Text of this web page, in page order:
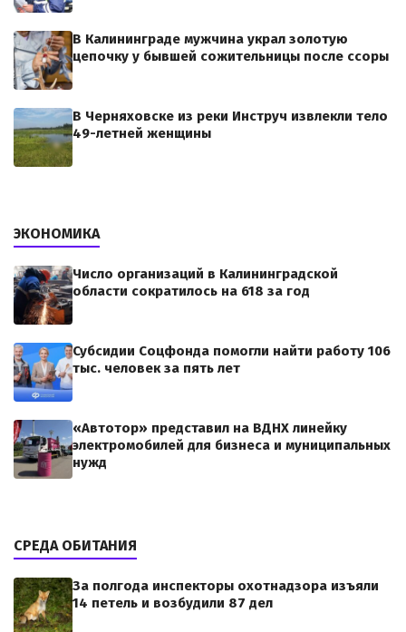
В Калининграде мужчина украл золотую
цепочку у бывшей сожительницы после ссоры
В Черняховске из реки Инструч извлекли тело
49-летней женщины
ЭКОНОМИКА
Число организаций в Калининградской
области сократилось на 618 за год
Субсидии Соцфонда помогли найти работу 106
тыс. человек за пять лет
«Автотор» представил на ВДНХ линейку
электромобилей для бизнеса и муниципальных
нужд
СРЕДА ОБИТАНИЯ
За полгода инспекторы охотнадзора изъяли
14 петель и возбудили 87 дел